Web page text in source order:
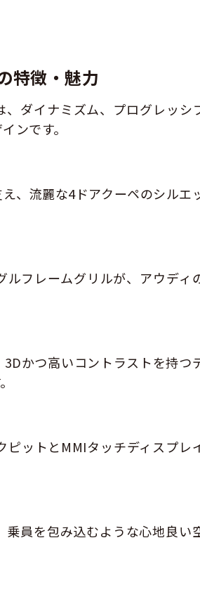
徴・魅力
ダイナミズム、プログレッシ
ンです。
、流麗な4ドアクーペのシルエ
ルフレームグリルが、アウディ
かつ高いコントラストを持つ
ピットとMMIタッチディスプレ
乗員を包み込むような心地良い